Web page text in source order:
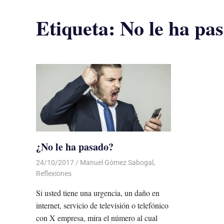
Etiqueta: No le ha
¿No le ha pasado?
24/10/2017 De todo un Poco
Manuel Gómez Sabogal ,
Reflexiones
Si usted tiene una urgencia, un daño en
internet, servicio de televisión o telefónico
con X empresa, mira el número al cual